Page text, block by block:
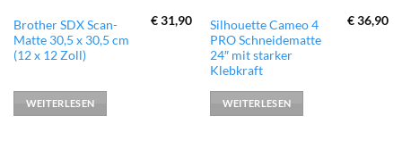
Brother SDX Scan-
Matte 30,5 x 30,5 cm
(12 x 12 Zoll)
€31,90
WEITERLESEN
Silhouette Cameo 4
PRO Schneidematte
24″ mit starker
Klebkraft
€36,90
WEITERLESEN